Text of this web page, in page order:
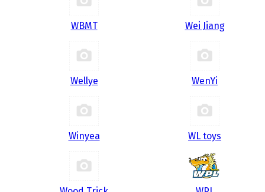
WBMT Wei Jiang
Wellye WenYi
Winyea WL toys